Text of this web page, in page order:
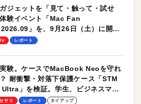
ジェットを「見て・触って・試せ
験イベント「Mac Fan
」を、9月26日（土）に開催
！レポート
験。ケースでMacBook Neoを守れ
耐衝撃・対落下保護ケース「STM
」を検証。学生、ビジネスマン
イルユースに最適！
サリ レポート タイアップ